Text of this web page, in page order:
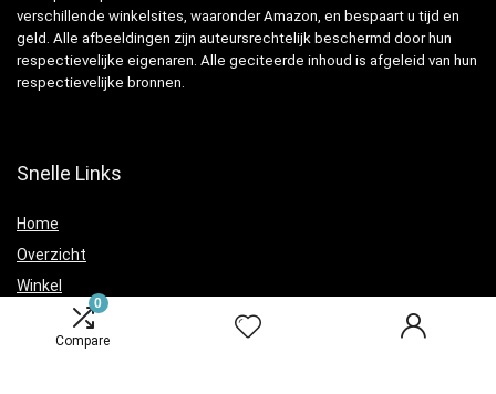
0
Compare
verschillende winkelsites, waaronder Amazon, en bespaart u tijd en
geld. Alle afbeeldingen zijn auteursrechtelijk beschermd door hun
respectievelijke eigenaren. Alle geciteerde inhoud is afgeleid van hun
respectievelijke bronnen.
Snelle Links
Home
Overzicht
Winkel